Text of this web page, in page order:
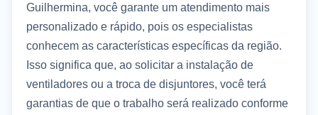
Guilhermina, você garante um atendimento mais
personalizado e rápido, pois os especialistas
conhecem as características específicas da região.
Isso significa que, ao solicitar a instalação de
ventiladores ou a troca de disjuntores, você terá
garantias de que o trabalho será realizado conforme